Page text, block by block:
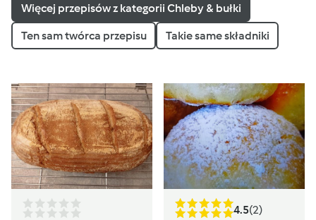
Więcej przepisów z kategorii Chleby & bułki
Ten sam twórca przepisu Takie same składniki
4.5(2)